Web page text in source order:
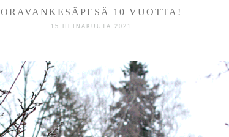
ORAVANKESÄPESÄ 10 VUOTTA!
15 HEINÄKUUTA 2021